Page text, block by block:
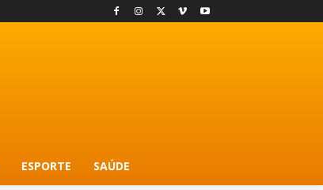
ESPORTE SAÚDE